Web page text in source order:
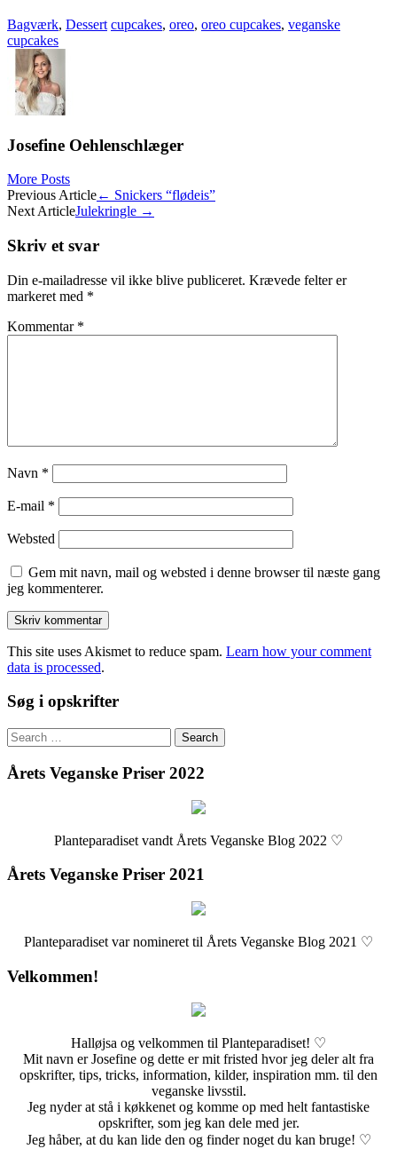
Bagværk, Dessert cupcakes, oreo, oreo cupcakes, veganske
cupcakes
Josefine Oehlenschlæger
More Posts
Post
navigation
Previous Article← Snickers “flødeis”
Next ArticleJulekringle →
Skriv et svar
Din e-mailadresse vil ikke blive publiceret. Krævede felter er
markeret med *
Kommentar *
Navn *
E-mail *
Websted
Gem mit navn, mail og websted i denne browser til næste gang
jeg kommenterer.
This site uses Akismet to reduce spam. Learn how your comment
data is processed.
Søg i opskrifter
Search
for:
Årets Veganske Priser 2022
Planteparadiset vandt Årets Veganske Blog 2022 ♡
Årets Veganske Priser 2021
Planteparadiset var nomineret til Årets Veganske Blog 2021 ♡
Velkommen!
Halløjsa og velkommen til Planteparadiset! ♡
Mit navn er Josefine og dette er mit fristed hvor jeg deler alt fra
opskrifter, tips, tricks, information, kilder, inspiration mm. til den
veganske livsstil.
Jeg nyder at stå i køkkenet og komme op med helt fantastiske
opskrifter, som jeg kan dele med jer.
Jeg håber, at du kan lide den og finder noget du kan bruge! ♡